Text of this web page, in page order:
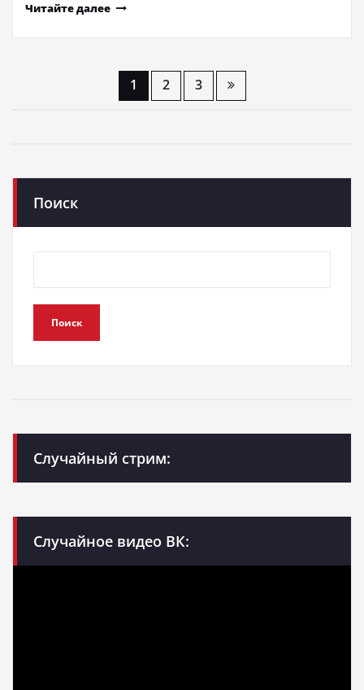
Читайте далее
1 2 3
Поиск
Поиск
Случайный стрим:
Случайное видео ВК: